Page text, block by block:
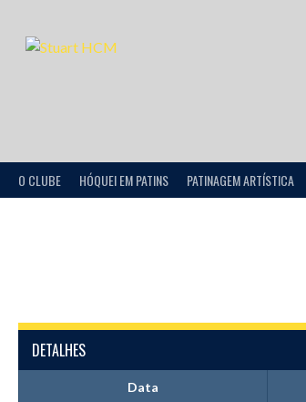
O CLUBE HÓQUEI EM PATINS PATINAGEM ARTÍSTICA
DETALHES
Data